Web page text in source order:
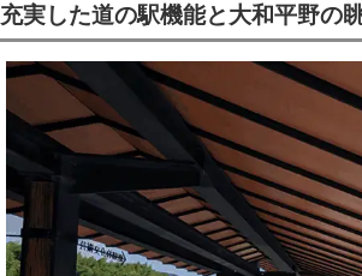
充実した道の駅機能と大和平野の